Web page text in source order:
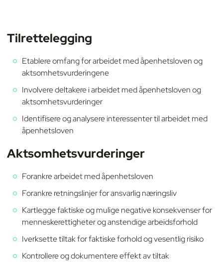
Tilrettelegging
Etablere omfang for arbeidet med åpenhetsloven og
aktsomhetsvurderingene
Involvere deltakere i arbeidet med åpenhetsloven og
aktsomhetsvurderinger
Identifisere og analysere interessenter til arbeidet med
åpenhetsloven
Aktsomhetsvurderinger
Forankre arbeidet med åpenhetsloven
Forankre retningslinjer for ansvarlig næringsliv
Kartlegge faktiske og mulige negative konsekvenser for
menneskerettigheter og anstendige arbeidsforhold
Iverksette tiltak for faktiske forhold og vesentlig risiko
Kontrollere og dokumentere effekt av tiltak